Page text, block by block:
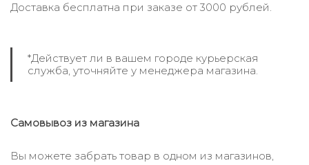
Доставка бесплатна при заказе от 3000 рублей.
*Действует ли в вашем городе курьерская
служба, уточняйте у менеджера магазина.
Самовывоз из магазина
Вы можете забрать товар в одном из магазинов,